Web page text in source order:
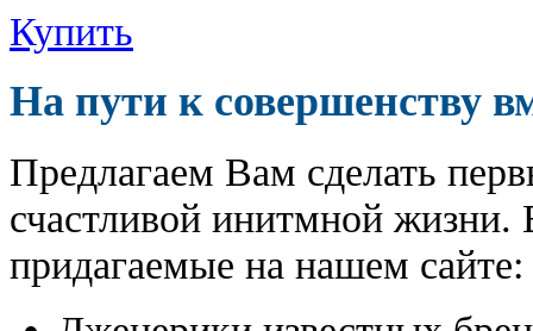
Купить
На пути к совершенству
Предлагаем Вам сделать
счастливой инитмной жизни.
придагаемые на нашем сайте: